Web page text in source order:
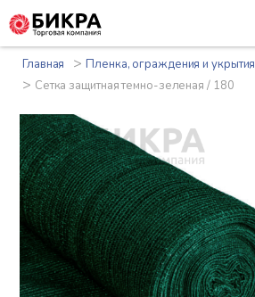
Главная >Пленка, ограждения и укрытия
> Сетка защитная темно-зеленая / 180